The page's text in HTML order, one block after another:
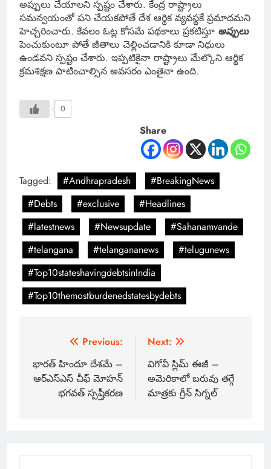
అప్పులు చేయాలని స్పష్టం చేశారు. కేంద్ర రాష్ట్రాలు
సమన్వయంతో పని చేయకపోతే దేశ ఆర్థిక వ్యవస్థకే ప్రమాదమని
హెచ్చరించారు. కేవలం ఓట్ల కోసమే పథకాలు ప్రకటిస్తూ అప్పులు
పెంచుకుంటూ పోతే జీతాలు చెల్లించడానికి కూడా నిధులు
ఉండవని స్పష్టం చేశారు. ఇప్పటికైనా రాష్ట్రాలు మేల్కొని ఆర్థిక
క్రమశిక్షణ పాటించాల్సిన అవసరం ఎంతైనా ఉంది.
0
Share
Tagged: #Andhrapradesh
#BreakingNews
#Debts
#exclusive
#Headlines
#latestnews
#Newsupdate
#Sahanamvande
#telangana
#telangananews
#telugunews
#Top10stateshavingdebtsinIndia
#Top10themostburdenedstatesbydebts
Previous:
భారత్ హిందూ దేశమే –
ఆర్ఎస్ఎస్ చీఫ్ మోహన్
భగవత్ స్పష్తీకరణ
Next:
విగోవీ స్లిమ్ ఈజీ –
అమెరికాలో బరువు తగ్గే
మాత్రకు గ్రీన్ సిగ్నల్